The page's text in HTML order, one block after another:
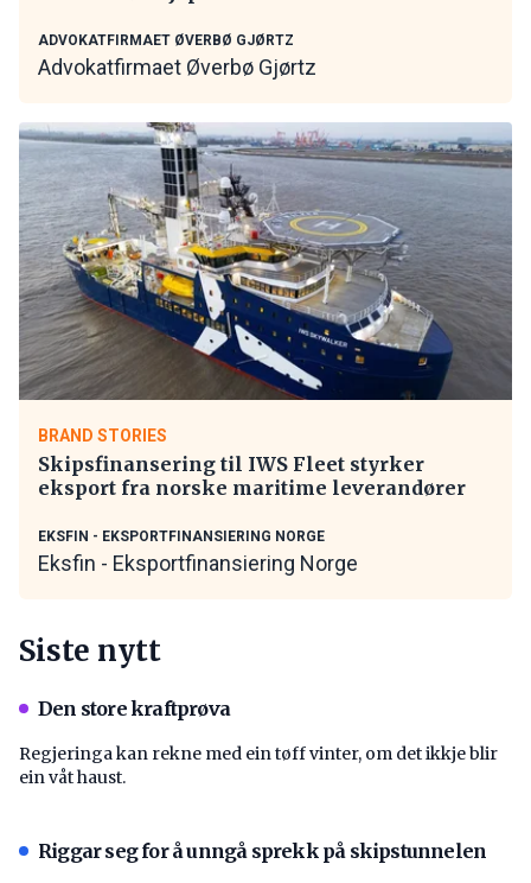
ADVOKATFIRMAET ØVERBØ GJØRTZ
Advokatfirmaet Øverbø Gjørtz
BRAND STORIES
Skipsfinansering til IWS Fleet styrker
eksport fra norske maritime leverandører
EKSFIN - EKSPORTFINANSIERING NORGE
Eksfin - Eksportfinansiering Norge
Siste nytt
Den store kraftprøva
Regjeringa kan rekne med ein tøff vinter, om det ikkje blir
ein våt haust.
Riggar seg for å unngå sprekk på skipstunnelen